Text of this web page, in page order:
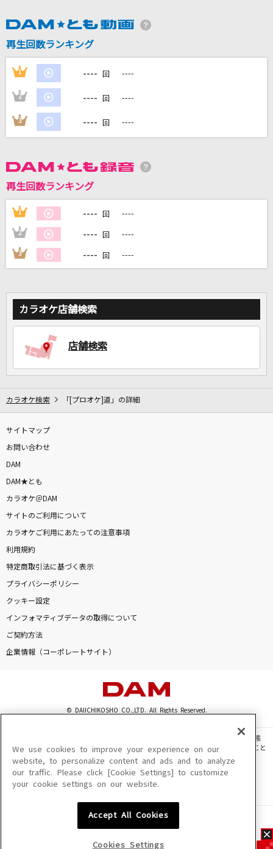
カラオケをもっと楽しもう！
再生回数ランキング
1 ---- 回 ----
2 ---- 回 ----
3 ---- 回 ----
再生回数ランキング
1 ---- 回 ----
2 ---- 回 ----
3 ---- 回 ----
カラオケ店舗検索
店舗検索
カラオケ検索 「[プロオケ]道」の詳細
サイトマップ
お問い合わせ
DAM
DAM★とも
カラオケ＠DAM
サイトのご利用について
カラオケご利用にあたっての注意事項
利用規約
特定商取引法に基づく表示
プライバシーポリシー
クッキー設定
インフォマティブデータの取得について
ご契約方法
企業情報（コーポレートサイト）
© DAIICHIKOSHO CO.,LTD. All Rights Reserved.
このサイトに掲載されている一切の文章・画像・写真・動画・音声等を、手段や形態
を問わず、著作権法の定める範囲を超えて無断で複製、転載、ファイル化などすること
を禁じます。
楽曲及びコンテンツは、機種によりご利用いただけない場合があります。
楽曲及びコンテンツの配信日、配信内容が変更になる場合があります。
We use cookies to improve your experience on our
website, to personalize content and ads and to analyze
our traffic. Please click [Cookie Settings] to customize
your cookie settings on our website.
Accept All Cookies
Cookies Settings